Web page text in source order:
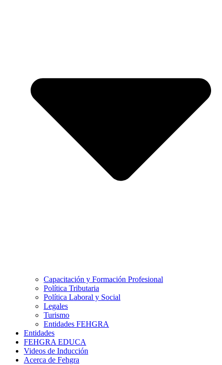
Capacitación y Formación Profesional
Política Tributaria
Política Laboral y Social
Legales
Turismo
Entidades FEHGRA
Entidades
FEHGRA EDUCA
Videos de Inducción
Acerca de Fehgra